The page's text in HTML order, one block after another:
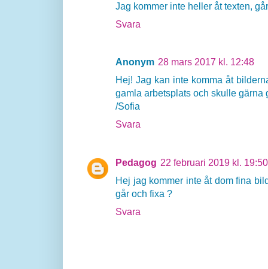
Jag kommer inte heller åt texten,
Svara
Anonym 28 mars 2017 kl. 12:48
Hej! Jag kan inte komma åt
gamla arbetsplats och skulle gärna
/Sofia
Svara
Pedagog 22 februari 2019 kl. 19:50
Hej jag kommer inte åt dom fina
går och fixa ?
Svara